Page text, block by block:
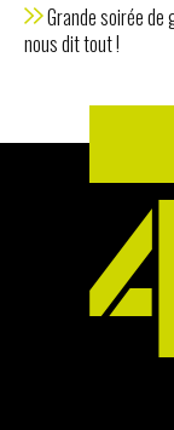
Grande soirée de
nous dit tout !